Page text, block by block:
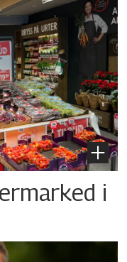
i